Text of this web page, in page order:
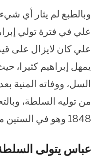
وبالطبع لم يثار أي
علي في فترة تولي
علي كان لايزال على قيد
يمهل إبراهيم كثيرا،
1848 وهو في الستين من عمره.
عباس يتولى